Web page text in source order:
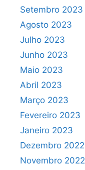
Setembro 2023
Agosto 2023
Julho 2023
Junho 2023
Maio 2023
Abril 2023
Março 2023
Fevereiro 2023
Janeiro 2023
Dezembro 2022
Novembro 2022